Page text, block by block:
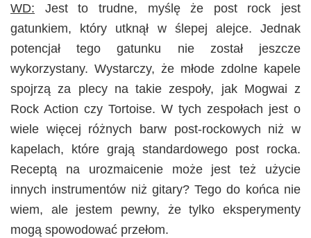
WD: Jest to trudne, myślę że post rock jest
gatunkiem, który utknął w ślepej alejce. Jednak
potencjał tego gatunku nie został jeszcze
wykorzystany. Wystarczy, że młode zdolne kapele
spojrzą za plecy na takie zespoły, jak Mogwai z
Rock Action czy Tortoise. W tych zespołach jest o
wiele więcej różnych barw post-rockowych niż w
kapelach, które grają standardowego post rocka.
Receptą na urozmaicenie może jest też użycie
innych instrumentów niż gitary? Tego do końca nie
wiem, ale jestem pewny, że tylko eksperymenty
mogą spowodować przełom.